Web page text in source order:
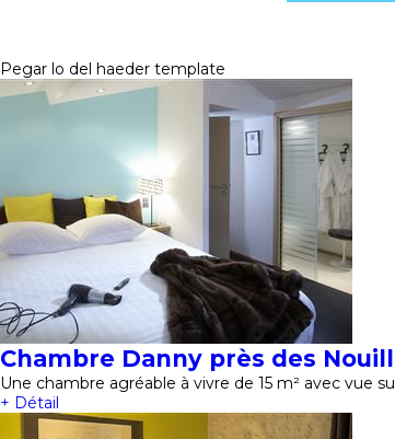
Pegar lo del haeder template
Chambre Danny près des
Une chambre agréable à vivre de 15 m² avec vue
+ Détail